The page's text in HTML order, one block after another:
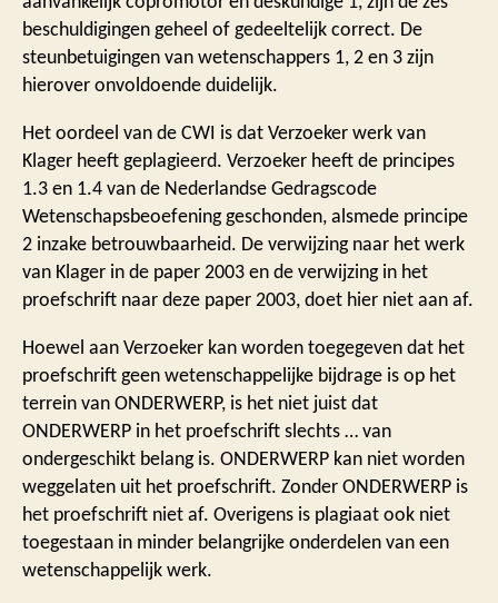
beschuldigingen geheel of gedeeltelijk correct. De
steunbetuigingen van wetenschappers 1, 2 en 3 zijn
hierover onvoldoende duidelijk.
Het oordeel van de CWI is dat Verzoeker werk van
Klager heeft geplagieerd. Verzoeker heeft de principes
1.3 en 1.4 van de Nederlandse Gedragscode
Wetenschapsbeoefening geschonden, alsmede principe
2 inzake betrouwbaarheid. De verwijzing naar het werk
van Klager in de paper 2003 en de verwijzing in het
proefschrift naar deze paper 2003, doet hier niet aan af.
Hoewel aan Verzoeker kan worden toegegeven dat het
proefschrift geen wetenschappelijke bijdrage is op het
terrein van ONDERWERP, is het niet juist dat
ONDERWERP in het proefschrift slechts … van
ondergeschikt belang is. ONDERWERP kan niet worden
weggelaten uit het proefschrift. Zonder ONDERWERP is
het proefschrift niet af. Overigens is plagiaat ook niet
toegestaan in minder belangrijke onderdelen van een
wetenschappelijk werk.